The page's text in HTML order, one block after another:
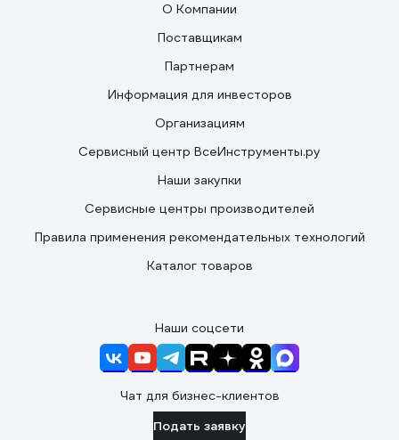
О Компании
Поставщикам
Партнерам
Информация для инвесторов
Организациям
Сервисный центр ВсеИнструменты.ру
Наши закупки
Сервисные центры производителей
Правила применения рекомендательных технологий
Каталог товаров
Наши соцсети
Чат для бизнес-клиентов
Подать заявку